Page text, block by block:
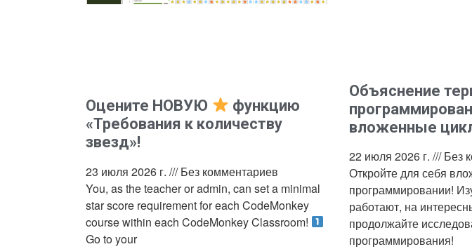
Оцените НОВУЮ
функцию
«Требования к количеству
звезд»!
23 июля 2026 г.
Без комментариев
You, as the teacher or admin, can set a minimal
star score requirement for each CodeMonkey
course within each CodeMonkey Classroom!
Go to your
Объяснение
вложенные
22 июля 2026 г.
Без
Откройте для себя
программировании!
работают, на
продолжайте
программирования!